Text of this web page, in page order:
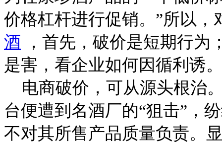
价格杠杆进行促销。”所以
酒 ，首先，破价是短期行为
是害，看企业如何因循利诱
电商破价，可从源头根治
台便遭到名酒厂的“狙击”，
不对其所售产品质量负责。